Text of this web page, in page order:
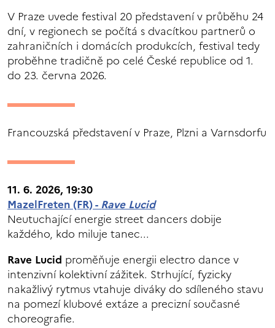
V Praze uvede festival 20 představení v průběhu 24
dní, v regionech se počítá s dvacítkou partnerů o
zahraničních i domácích produkcích, festival tedy
proběhne tradičně po celé České republice od 1.
do 23. června 2026.
Francouzská představení v Praze, Plzni a Varnsdorfu
11. 6. 2026, 19:30
MazelFreten (FR) -Rave Lucid
Neutuchající energie street dancers dobije
každého, kdo miluje tanec...
Rave Lucid proměňuje energii electro dance v
intenzivní kolektivní zážitek. Strhující, fyzicky
nakažlivý rytmus vtahuje diváky do sdíleného stavu
na pomezí klubové extáze a precizní současné
choreografie.